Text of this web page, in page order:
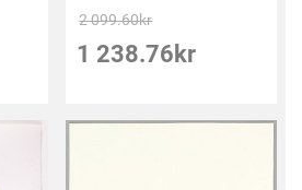
2 099.60kr
1 238.76 kr